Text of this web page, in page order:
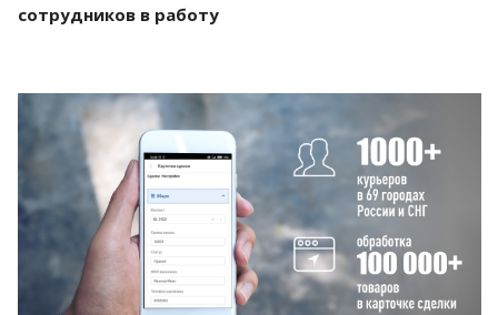
сотрудников в работу
Смотреть проект